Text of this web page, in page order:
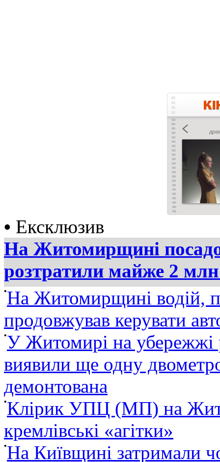
• Ексклюзив
На Житомирщині
розтратили майже 2
•На Житомирщині водій,
продовжував керувати
•У Житомирі на убережжі
виявили ще одну
демонтована
•Клірик УПЦ (МП) на
кремлівські «агітки»
•На Київщині затримали